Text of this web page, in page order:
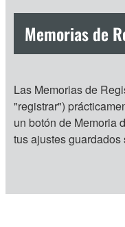
Memorias de
Las Memorias de
"registrar")
un botón de Memoria
tus ajustes